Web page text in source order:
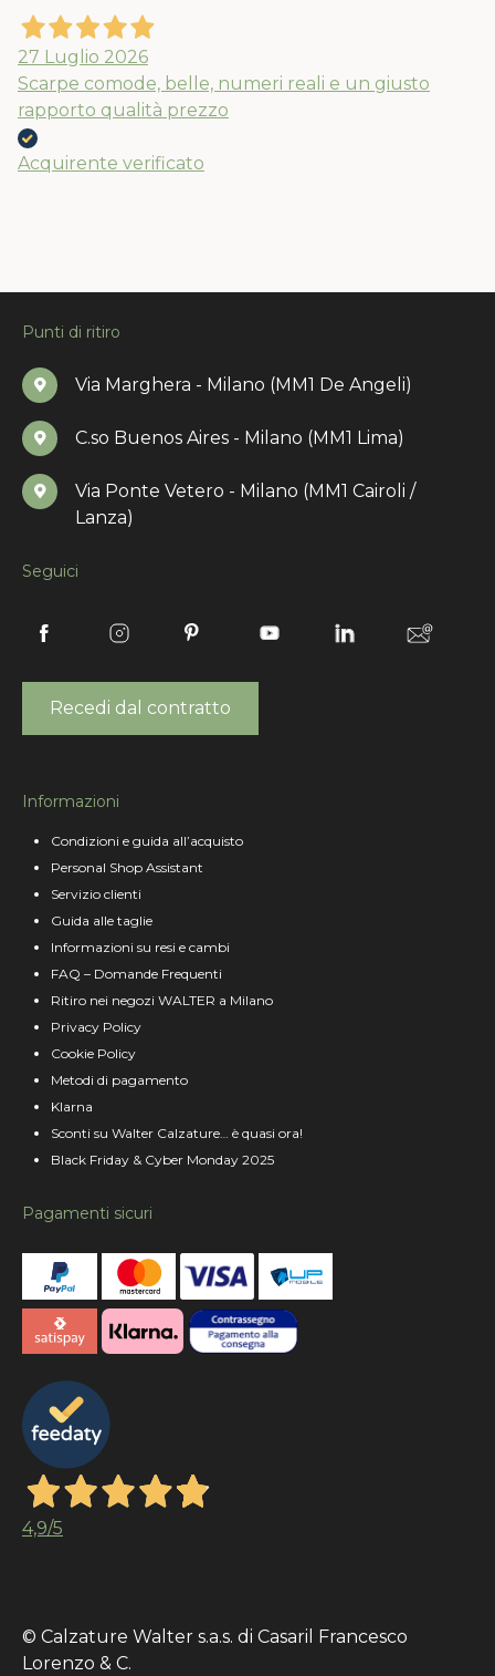
27 Luglio 2026
Scarpe comode, belle, numeri reali e un giusto
rapporto qualità prezzo
Acquirente verificato
Punti di ritiro
Via Marghera - Milano (MM1 De Angeli)
C.so Buenos Aires - Milano (MM1 Lima)
Via Ponte Vetero - Milano (MM1 Cairoli /
Lanza)
Seguici
Recedi dal contratto
Informazioni
Condizioni e guida all’acquisto
Personal Shop Assistant
Servizio clienti
Guida alle taglie
Informazioni su resi e cambi
FAQ – Domande Frequenti
Ritiro nei negozi WALTER a Milano
Privacy Policy
Cookie Policy
Metodi di pagamento
Klarna
Sconti su Walter Calzature… è quasi ora!
Black Friday & Cyber Monday 2025
Pagamenti sicuri
4,9/5
© Calzature Walter s.a.s. di Casaril Francesco
Lorenzo & C.